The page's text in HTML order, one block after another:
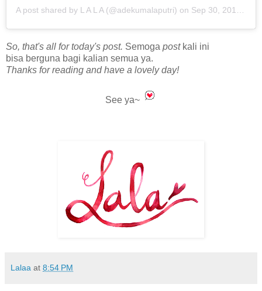
A post shared by L A L A (@adekumalaputri) on Sep 30, 2018 at 8:43am PDT
So, that's all for today's post. Semoga post kali ini
bisa berguna bagi kalian semua ya.
Thanks for reading and have a lovely day!
See ya~
Lalaa at 8:54 PM